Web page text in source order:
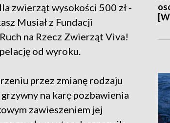
zwierząt wysokości 500 zł -
Musiał z Fundacji
na Rzecz Zwierząt Viva!
od wyroku.
przez zmianę rodzaju
na karę pozbawienia
zawieszeniem jej